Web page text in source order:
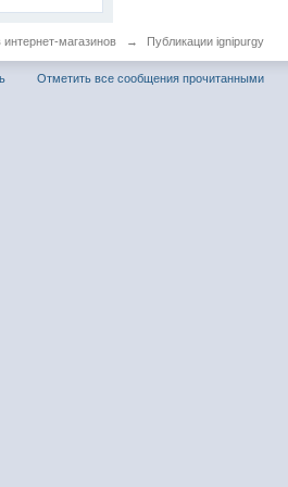
магазинов → Публикации ignipurgy
Отметить все сообщения прочитанными